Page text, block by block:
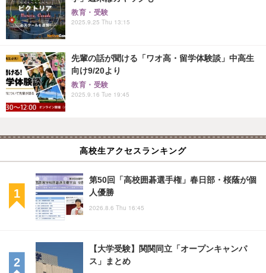
教育・受験
2025.9.25 Thu 13:15
先輩の話が聞ける「ワオ高・留学体験談」中高生
向け9/20より
教育・受験
2025.9.16 Tue 19:45
高校生アクセスランキング
第50回「高校囲碁選手権」春日部・桜蔭が個
人優勝
2026.8.6 Thu 16:45
【大学受験】関関同立「オープンキャンパ
ス」まとめ